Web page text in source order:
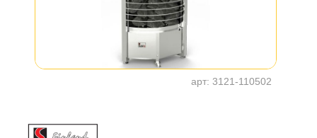
арт: 3121-110502